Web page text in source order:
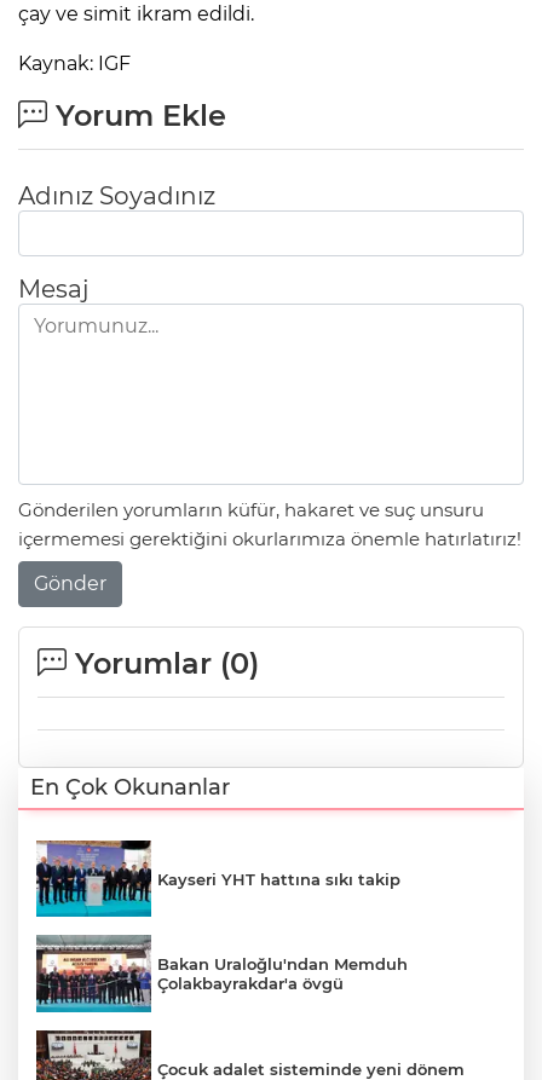
çay ve simit ikram edildi.
Kaynak: IGF
Yorum Ekle
Adınız Soyadınız
Mesaj
Gönderilen yorumların küfür, hakaret ve suç unsuru
içermemesi gerektiğini okurlarımıza önemle hatırlatırız!
Gönder
Yorumlar (0)
En Çok Okunanlar
Kayseri YHT hattına sıkı takip
Bakan Uraloğlu'ndan Memduh
Çolakbayrakdar'a övgü
Çocuk adalet sisteminde yeni dönem